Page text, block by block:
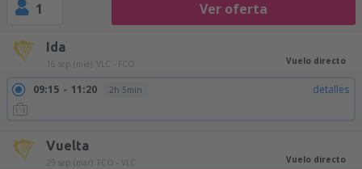
1 Ver oferta
Ida
16 sep (mié) VLC - FCO Vuelo directo
09:15 11:20 2h 5min detalles
Vuelta
29 sep (mar) FCO - VLC Vuelo directo